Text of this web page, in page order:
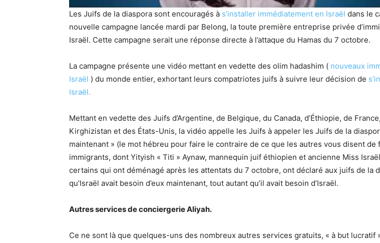
Les Juifs de la diaspora sont encouragés à s’installer immédiatement en Israël dans le
nouvelle campagne lancée mardi par Belong, la toute première entreprise privée
Israël. Cette campagne serait une réponse directe à l’attaque du Hamas du 7 octobre.
La campagne présente une vidéo mettant en vedette des olim hadashim ( nouveaux
Israël ) du monde entier, exhortant leurs compatriotes juifs à suivre leur décision de
Israël.
Mettant en vedette des Juifs d’Argentine, de Belgique, du Canada, d’Éthiopie, de
Kirghizistan et des États-Unis, la vidéo appelle les Juifs à appeler les Juifs de la
maintenant » (le mot hébreu pour faire le contraire de ce que les autres vous disent de
immigrants, dont Yityish « Titi » Aynaw, mannequin juif éthiopien et ancienne Miss
certains qui ont déménagé après les attentats du 7 octobre, ont déclaré aux juifs de la
qu’Israël avait besoin d’eux maintenant, tout autant qu’il avait besoin d’Israël.
Autres services de conciergerie Aliyah.
Ce ne sont là que quelques-uns des nombreux autres services gratuits, « à but lucratif